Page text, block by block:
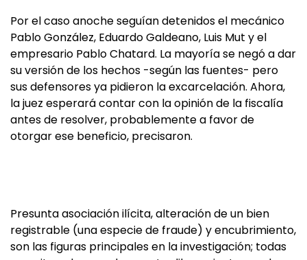
Por el caso anoche seguían detenidos el mecánico
Pablo González, Eduardo Galdeano, Luis Mut y el
empresario Pablo Chatard. La mayoría se negó a dar
su versión de los hechos -según las fuentes- pero
sus defensores ya pidieron la excarcelación. Ahora,
la juez esperará contar con la opinión de la fiscalía
antes de resolver, probablemente a favor de
otorgar ese beneficio, precisaron.
Presunta asociación ilícita, alteración de un bien
registrable (una especie de fraude) y encubrimiento,
son las figuras principales en la investigación; todas